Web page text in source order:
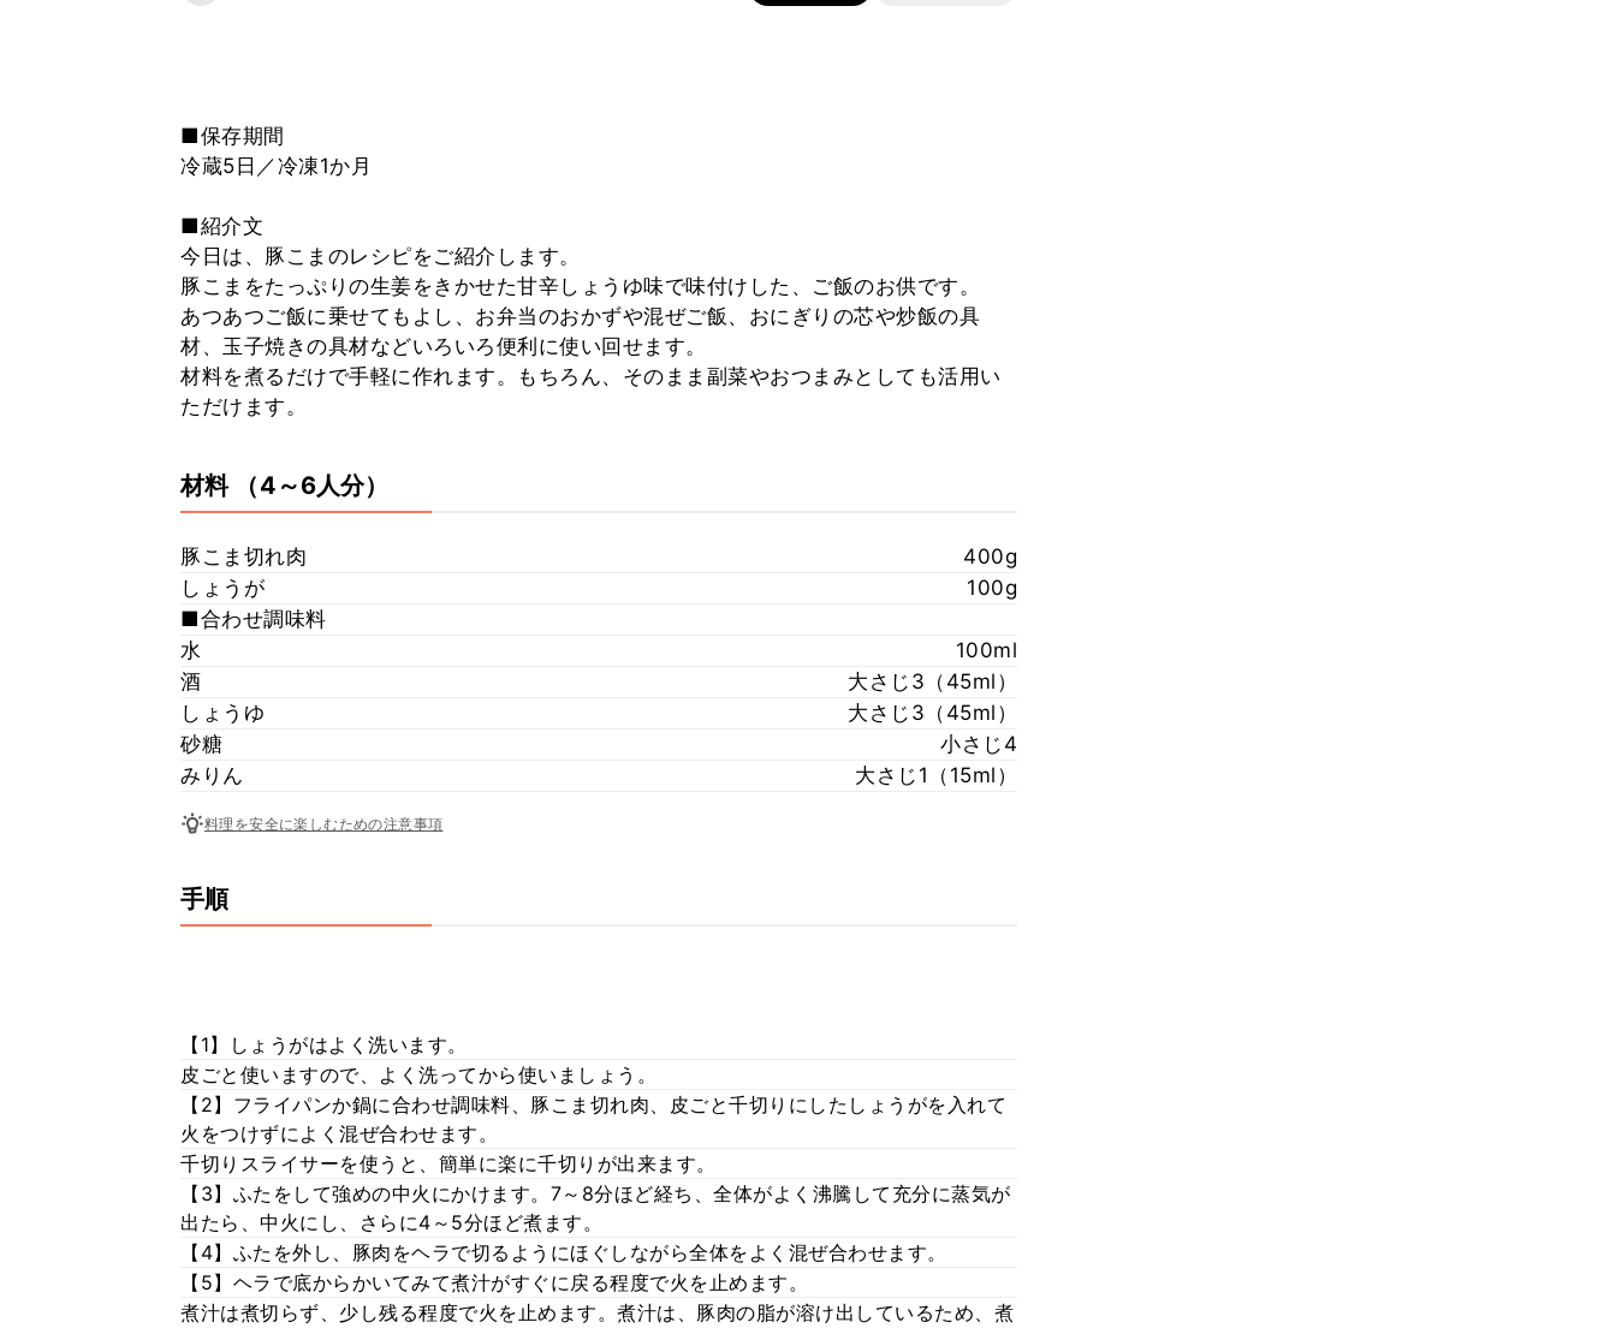
■保存期間
冷蔵5日／冷凍1か月
■紹介文
今日は、豚こまのレシピをご紹介します。
豚こまをたっぷりの生姜をきかせた甘辛しょうゆ味で味付けした、ご飯のお供です。
あつあつご飯に乗せてもよし、お弁当のおかずや混ぜご飯、おにぎりの芯や炒飯の具
材、玉子焼きの具材などいろいろ便利に使い回せます。
材料を煮るだけで手軽に作れます。もちろん、そのまま副菜やおつまみとしても活用い
ただけます。
材料 （4～6人分）
豚こま切れ肉
400g
しょうが
100g
■合わせ調味料
水
100ml
酒
大さじ3（45ml）
しょうゆ
大さじ3（45ml）
砂糖
小さじ4
みりん
大さじ1（15ml）
料理を安全に楽しむための注意事項
手順
【1】しょうがはよく洗います。
皮ごと使いますので、よく洗ってから使いましょう。
【2】フライパンか鍋に合わせ調味料、豚こま切れ肉、皮ごと千切りにしたしょうがを入れて
火をつけずによく混ぜ合わせます。
千切りスライサーを使うと、簡単に楽に千切りが出来ます。
【3】ふたをして強めの中火にかけます。7～8分ほど経ち、全体がよく沸騰して充分に蒸気が
出たら、中火にし、さらに4～5分ほど煮ます。
【4】ふたを外し、豚肉をヘラで切るようにほぐしながら全体をよく混ぜ合わせます。
【5】ヘラで底からかいてみて煮汁がすぐに戻る程度で火を止めます。
煮汁は煮切らず、少し残る程度で火を止めます。煮汁は、豚肉の脂が溶け出しているため、煮